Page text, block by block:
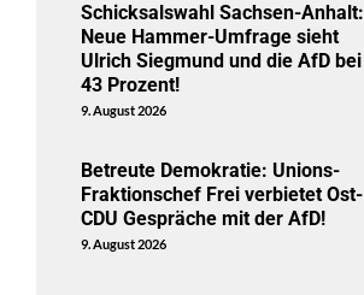
Schicksalswahl Sachsen-Anhalt:
Neue Hammer-Umfrage sieht
Ulrich Siegmund und die AfD bei
43 Prozent!
9. August 2026
Betreute Demokratie: Unions-
Fraktionschef Frei verbietet Ost-
CDU Gespräche mit der AfD!
9. August 2026